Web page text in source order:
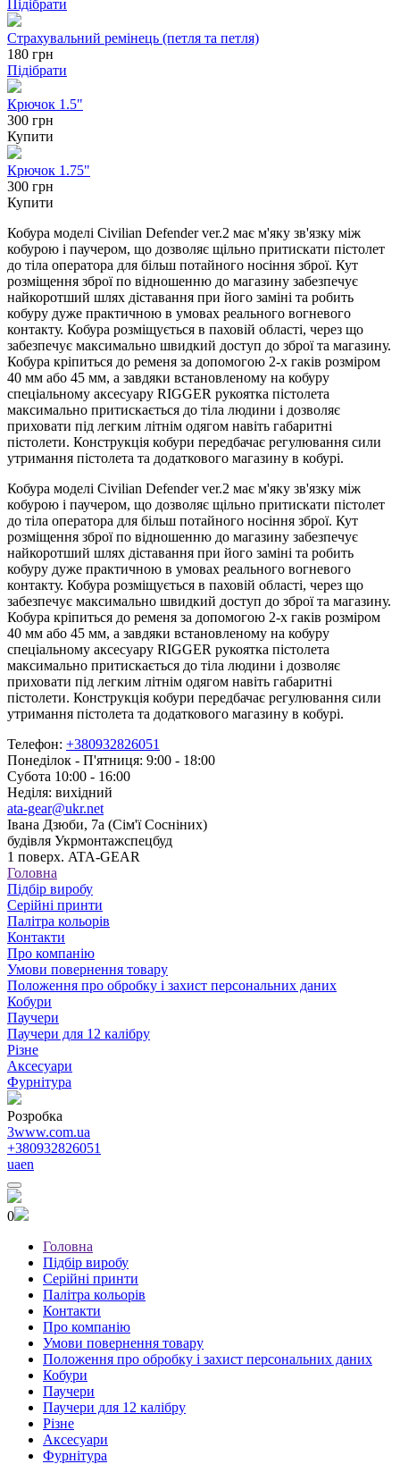
Підібрати
Страхувальний ремінець (петля та петля)
180 грн
Підібрати
Крючок 1.5"
300 грн
Купити
Крючок 1.75"
300 грн
Купити
Кобура моделі Civilian Defender ver.2 має м'яку зв'язку між
кобурою і паучером, що дозволяє щільно притискати пістолет
до тіла оператора для більш потайного носіння зброї. Кут
розміщення зброї по відношенню до магазину забезпечує
найкоротший шлях діставання при його заміні та робить
кобуру дуже практичною в умовах реального вогневого
контакту. Кобура розміщується в паховій області, через що
забезпечує максимально швидкий доступ до зброї та магазину.
Кобура кріпиться до ременя за допомогою 2-х гаків розміром
40 мм або 45 мм, а завдяки встановленому на кобуру
спеціальному аксесуару RIGGER рукоятка пістолета
максимально притискається до тіла людини і дозволяє
приховати під легким літнім одягом навіть габаритні
пістолети. Конструкція кобури передбачає регулювання сили
утримання пістолета та додаткового магазину в кобурі.
Кобура моделі Civilian Defender ver.2 має м'яку зв'язку між
кобурою і паучером, що дозволяє щільно притискати пістолет
до тіла оператора для більш потайного носіння зброї. Кут
розміщення зброї по відношенню до магазину забезпечує
найкоротший шлях діставання при його заміні та робить
кобуру дуже практичною в умовах реального вогневого
контакту. Кобура розміщується в паховій області, через що
забезпечує максимально швидкий доступ до зброї та магазину.
Кобура кріпиться до ременя за допомогою 2-х гаків розміром
40 мм або 45 мм, а завдяки встановленому на кобуру
спеціальному аксесуару RIGGER рукоятка пістолета
максимально притискається до тіла людини і дозволяє
приховати під легким літнім одягом навіть габаритні
пістолети. Конструкція кобури передбачає регулювання сили
утримання пістолета та додаткового магазину в кобурі.
Телефон: +380932826051
Понеділок - П'ятниця: 9:00 - 18:00
Субота 10:00 - 16:00
Неділя: вихідний
ata-gear@ukr.net
Івана Дзюби, 7а (Сім'ї Сосніних)
будівля Укрмонтажспецбуд
1 поверх. ATA-GEAR
Головна
Підбір виробу
Серійні принти
Палітра кольорів
Контакти
Про компанію
Умови повернення товару
Положення про обробку і захист персональних даних
Кобури
Паучери
Паучери для 12 калібру
Різне
Аксесуари
Фурнітура
Розробка
3www.com.ua
+380932826051
uaen
0
Головна
Підбір виробу
Серійні принти
Палітра кольорів
Контакти
Про компанію
Умови повернення товару
Положення про обробку і захист персональних даних
Кобури
Паучери
Паучери для 12 калібру
Різне
Аксесуари
Фурнітура